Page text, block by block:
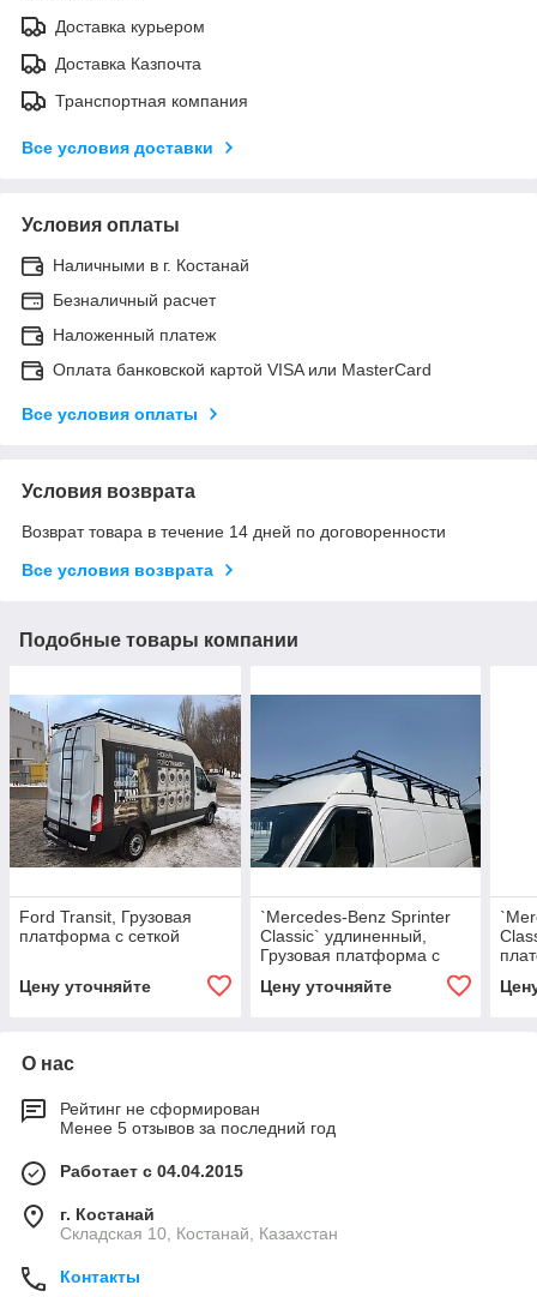
Доставка курьером
Доставка Казпочта
Транспортная компания
Все условия доставки
Условия оплаты
Наличными в г. Костанай
Безналичный расчет
Наложенный платеж
Оплата банковской картой VISA или MasterCard
Все условия оплаты
Условия возврата
Возврат товара в течение 14 дней по договоренности
Все условия возврата
Подобные товары компании
Ford Transit, Грузовая
платформа с сеткой
Цену уточняйте
`Mercedes-Benz Sprinter
Classic` удлиненный,
Грузовая платформа с
Цену уточняйте
О нас
Рейтинг не сформирован
Менее 5 отзывов за последний год
Работает с 04.04.2015
г. Костанай
Складская 10, Костанай, Казахстан
Контакты